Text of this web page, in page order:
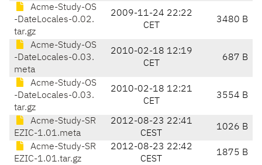
Acme-Study-OS
-DateLocales-0.02.
tar.gz
2009-11-24 22:22
CET
3480 B
Acme-Study-OS
-DateLocales-0.03.
meta
2010-02-18 12:19
CET
687 B
Acme-Study-OS
-DateLocales-0.03.
tar.gz
2010-02-18 12:21
CET
3554 B
Acme-Study-SR
EZIC-1.01.meta
2012-08-23 22:41
CEST
1026 B
Acme-Study-SR
EZIC-1.01.tar.gz
2012-08-23 22:42
CEST
1875 B